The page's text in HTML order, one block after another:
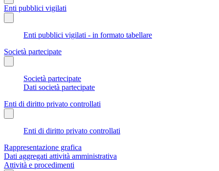
Enti pubblici vigilati
Enti pubblici vigilati - in formato tabellare
Società partecipate
Società partecipate
Dati società partecipate
Enti di diritto privato controllati
Enti di diritto privato controllati
Rappresentazione grafica
Dati aggregati attività amministrativa
Attività e procedimenti